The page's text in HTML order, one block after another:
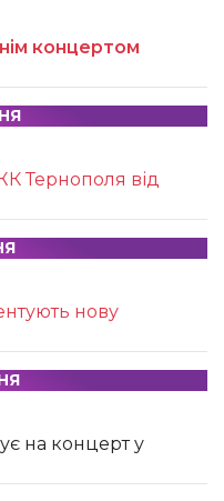
концертом
Тернополя від
нову
на концерт у